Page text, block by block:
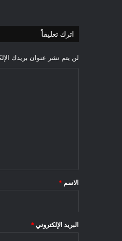
اترك تعليقاً
لن يتم نشر عنوان بريدك
*
الاسم *
البريد الإلكتروني *